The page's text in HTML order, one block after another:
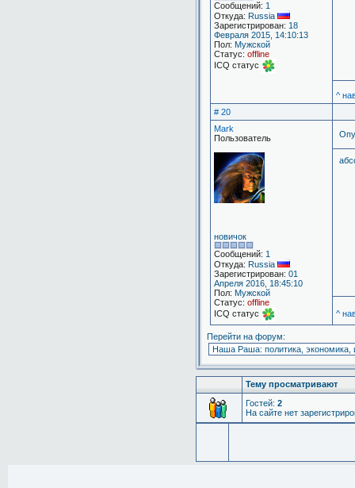
Сообщений: 1
Откуда: Russia
Зарегистрирован: 18
Февраля 2015, 14:10:13
Пол: Мужской
Статус: offline
ICQ статус
^
# 20
Mark
Пользователь
новичок
Сообщений: 1
Откуда: Russia
Зарегистрирован: 01
Апреля 2016, 18:45:10
Пол: Мужской
Статус: offline
ICQ статус
^
Перейти на форум:
Тему просматривают
Гостей: 2
На сайте нет